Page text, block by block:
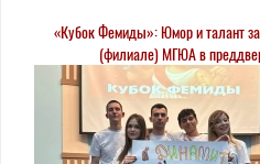
«Кубок Фемиды»: Юмор и талант
(филиале) МГЮА в